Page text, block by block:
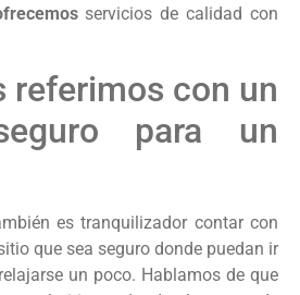
servicios de calidad con
referimos con un
para un
es tranquilizador contar con
que sea seguro donde puedan ir
un poco. Hablamos de que